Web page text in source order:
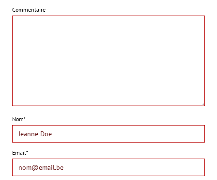
Commentaire
Nom*
Email*